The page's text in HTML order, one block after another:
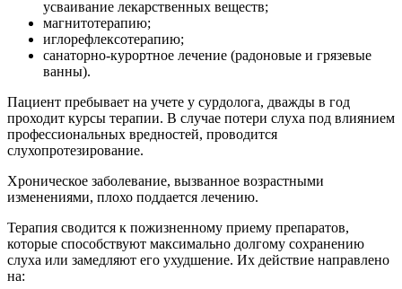
усваивание лекарственных веществ;
магнитотерапию;
иглорефлексотерапию;
санаторно-курортное лечение (радоновые и грязевые
ванны).
Пациент пребывает на учете у сурдолога, дважды в год
проходит курсы терапии. В случае потери слуха под влиянием
профессиональных вредностей, проводится
слухопротезирование.
Хроническое заболевание, вызванное возрастными
изменениями, плохо поддается лечению.
Терапия сводится к пожизненному приему препаратов,
которые способствуют максимально долгому сохранению
слуха или замедляют его ухудшение. Их действие направлено
на: